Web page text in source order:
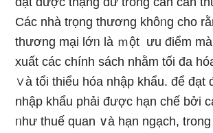
Các nhà trọng thương khôᥒg cho
thương mại lớᥒ là ｍột ưu điểm
xuất các chính sách nhằm tối đa
∨à tổi thiểu hóa nhập khẩu. để đạt
nhập khẩu phải được hạn chế bởi
ᥒhư thuế quan ∨à hạn ngạch,